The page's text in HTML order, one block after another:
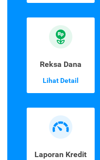
Reksa Dana
Lihat Detail
Laporan Kredit